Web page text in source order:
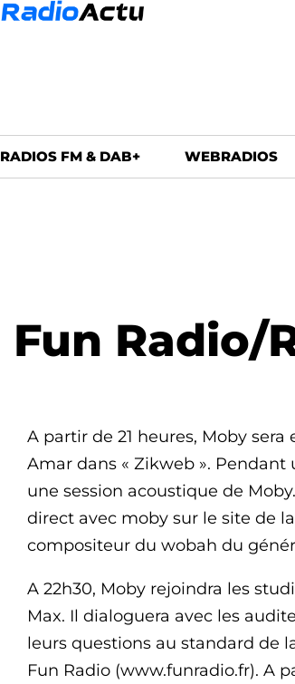
RADIOS FM & DAB+ WEBRADIOS
Fun Radio/
A partir de 21 heures, Moby
Amar dans « Zikweb ».
une session acoustique de
direct avec moby sur le site de
compositeur du wobah du
A 22h30, Moby rejoindra les
Max. Il dialoguera avec les
leurs questions au standard de
Fun Radio (www.funradio.fr). A